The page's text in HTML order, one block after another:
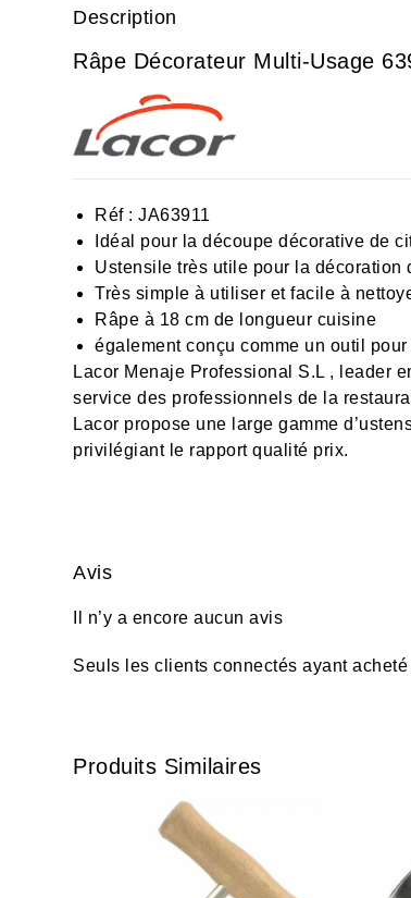
Description
Râpe Décorateur Multi-Usage
Réf :JA63911
Idéal pour la découpe décorative de
Ustensile très utile pour la décoration
Très simple à utiliser et facile à
Râpe à 18 cm de longueur cuisine
également conçu comme un outil
Lacor Menaje Professional S.L , leader
service des professionnels de la
Lacor propose une large gamme
privilégiant le rapport qualité prix.
Avis
Il n’y a encore aucun avis
Seuls les clients connectés ayant
Produits Similaires